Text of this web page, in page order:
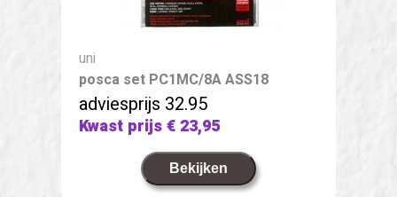
uni
posca set PC1MC/8A ASS18
adviesprijs 32.95
Kwast prijs€ 23,95
Bekijken